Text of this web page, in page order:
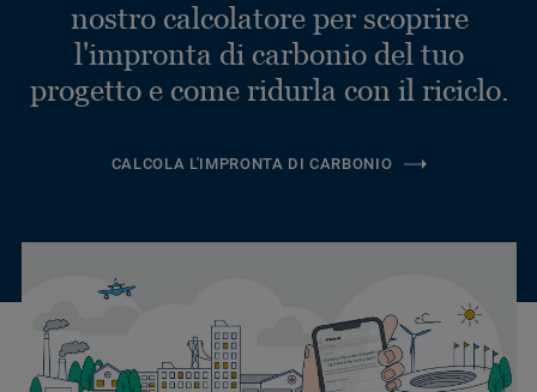
nostro calcolatore per scoprire
l'impronta di carbonio del tuo
progetto e come ridurla con il riciclo.
CALCOLA L'IMPRONTA DI CARBONIO